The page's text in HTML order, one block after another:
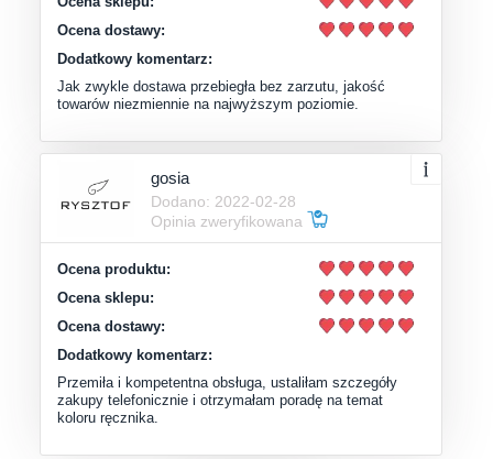
Ocena dostawy:
Dodatkowy komentarz:
Jak zwykle dostawa przebiegła bez zarzutu, jakość
towarów niezmiennie na najwyższym poziomie.
gosia
Dodano: 2022-02-28
Opinia zweryfikowana
Ocena produktu:
Ocena sklepu:
Ocena dostawy:
Dodatkowy komentarz:
Przemiła i kompetentna obsługa, ustaliłam szczegóły
zakupy telefonicznie i otrzymałam poradę na temat
koloru ręcznika.